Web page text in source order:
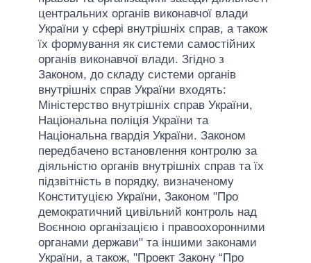
центральних органів виконавчої влади
України у сфері внутрішніх справ, а також
їх формування як системи самостійних
органів виконавчої влади. Згідно з
Законом, до складу системи органів
внутрішніх справ України входять:
Міністерство внутрішніх справ України,
Національна поліція України та
Національна гвардія України. Законом
передбачено встановлення контролю за
діяльністю органів внутрішніх справ та їх
підзвітність в порядку, визначеному
Конституцією України, Законом "Про
демократичний цивільний контроль над
Воєнною організацією і правоохоронними
органами держави" та іншими законами
України, а також, "Проект Закону “Про